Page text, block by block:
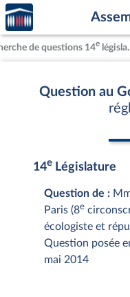
Aller au contenu
Aller en bas de la page
Accèder
à la
page
d'accueilde questions 14e législature
Question au
14e Législature
Question de :
Paris (8e
écologiste et
Question posée
mai 2014